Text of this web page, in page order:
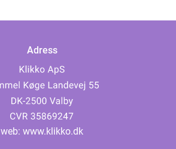
Adress
web: www.klikko.dk